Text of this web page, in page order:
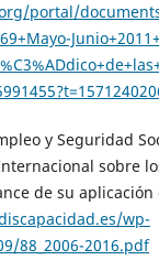
portal/
y Seguridad
sobre
de su
wp-
88_2006-2016.pdf